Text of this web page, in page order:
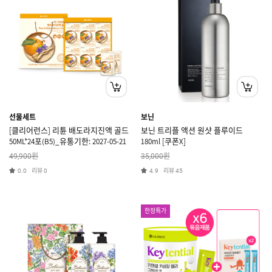
선물세트
[클리어런스] 리튠 배도라지진액 골드
50ML*24포(B5)_유통기한: 2027-05-21
49,900원
0.0 리뷰0
보닌
보닌 트리플 액션 원샷 플루이드
180ml [쿠폰X]
35,000원
4.9 리뷰45
한정특가